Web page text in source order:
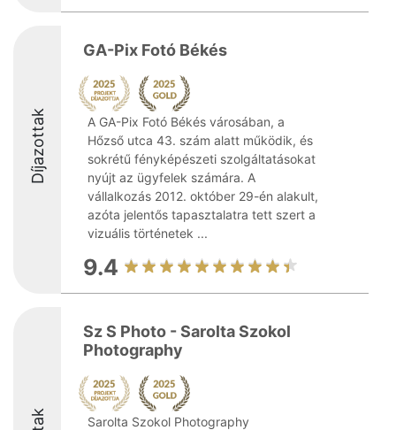
Díjazottak
GA-Pix Fotó Békés
A GA-Pix Fotó Békés városában, a
Hőzső utca 43. szám alatt működik, és
sokrétű fényképészeti szolgáltatásokat
nyújt az ügyfelek számára. A
vállalkozás 2012. október 29-én alakult,
azóta jelentős tapasztalatra tett szert a
vizuális történetek ...
9.4
Sz S Photo - Sarolta Szokol
Photography
Sarolta Szokol Photography